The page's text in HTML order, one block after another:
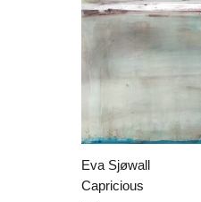
Eva Sjøwall
Capricious